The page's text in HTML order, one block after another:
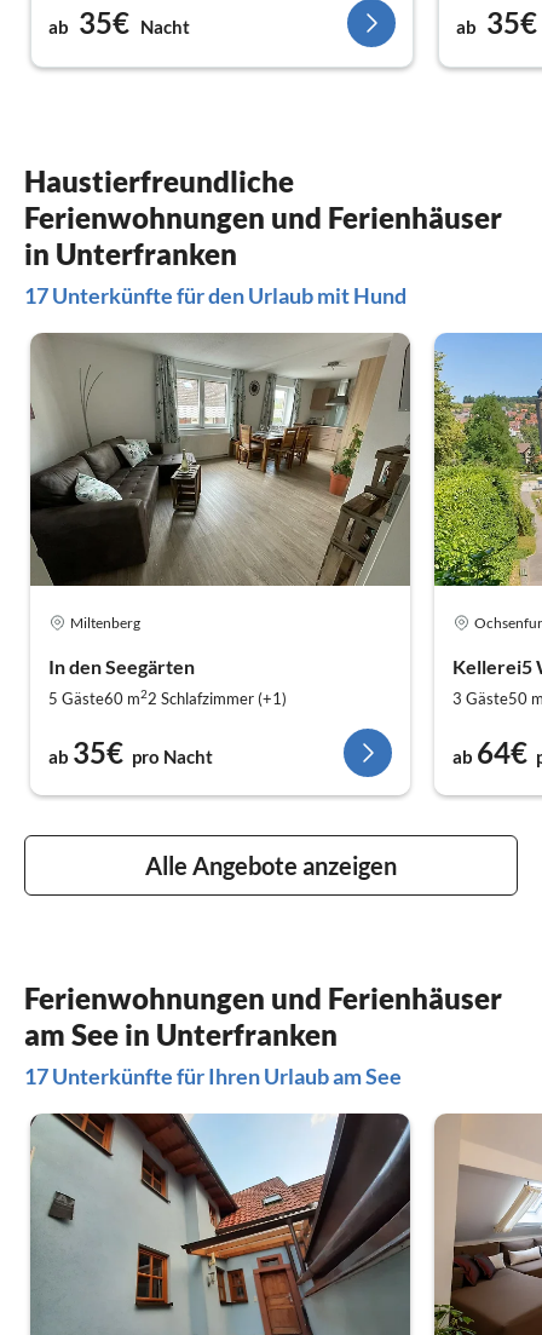
ab 35€ Nacht
Leistung
Wir
ab 35€
Haustierfreundliche
Ferienwohnungen und Ferienhäuser
in Unterfranken
17 Unterkünfte für den Urlaub mit Hund
Miltenberg
In den Seegärten
5 Gäste60 m22 Schlafzimmer (+1)
ab 35€ pro Nacht
Kellerei5
3 Gäste50
ab 64€
Alle Angebote anzeigen
Ferienwohnungen und Ferienhäuser
am See in Unterfranken
17 Unterkünfte für Ihren Urlaub am See